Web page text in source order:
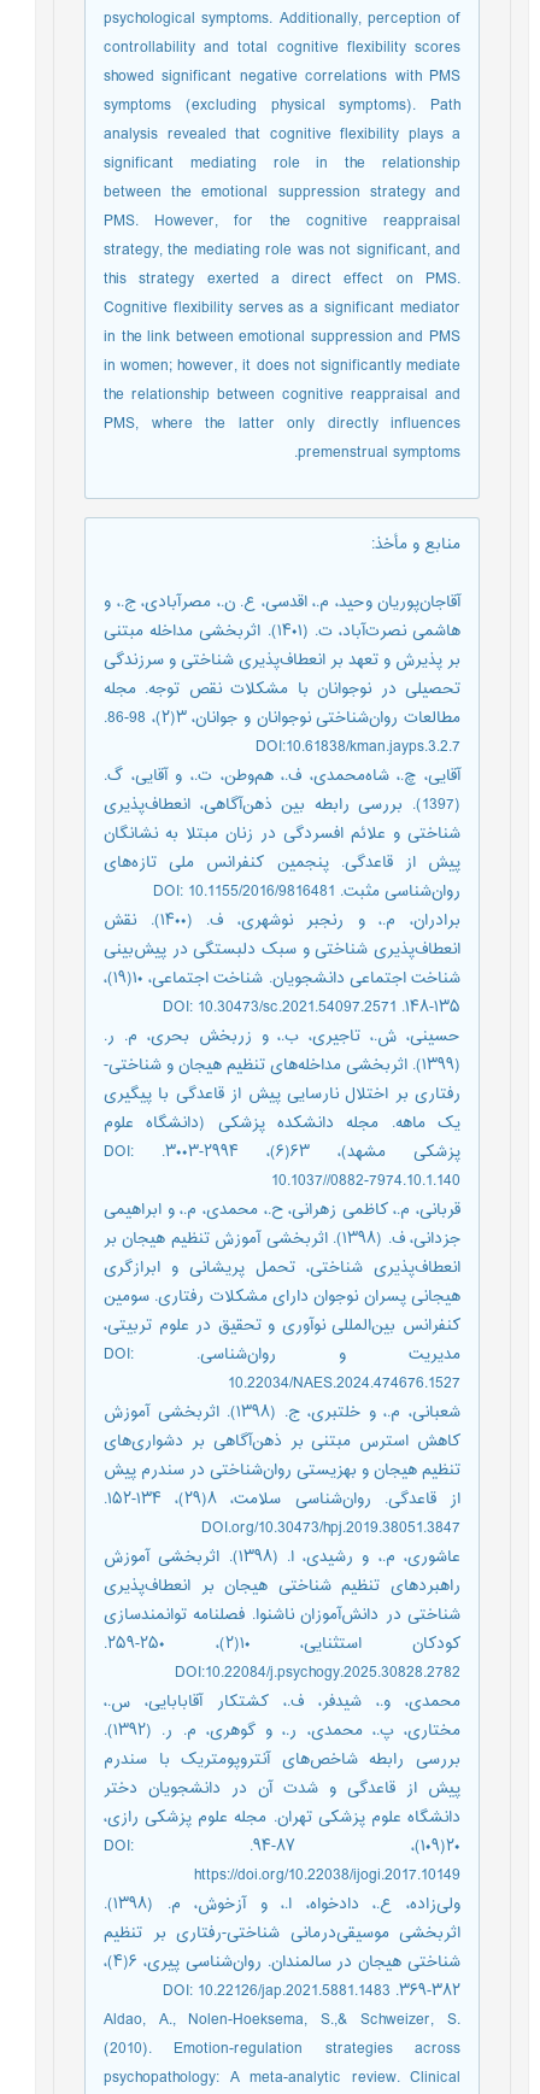
psychological symptoms. Additionally, perception of
controllability and total cognitive flexibility scores
showed significant negative correlations with PMS
symptoms (excluding physical symptoms). Path
analysis revealed that cognitive flexibility plays a
significant mediating role in the relationship
between the emotional suppression strategy and
PMS. However, for the cognitive reappraisal
strategy, the mediating role was not significant, and
this strategy exerted a direct effect on PMS.
Cognitive flexibility serves as a significant mediator
in the link between emotional suppression and PMS
in women; however, it does not significantly mediate
the relationship between cognitive reappraisal and
PMS, where the latter only directly influences
premenstrual symptoms.
منابع و مأخذ:
آقاجان‌پوریان وحید، م.، اقدسی، ع. ن.، مصرآبادی، ج.، و
هاشمی نصرت‌آباد، ت. (۱۴۰۱). اثربخشی مداخله مبتنی
بر پذیرش و تعهد بر انعطاف‌پذیری شناختی و سرزندگی
تحصیلی در نوجوانان با مشکلات نقص توجه. مجله
مطالعات روان‌شناختی نوجوانان و جوانان، ۳(۲)، 98-86.
DOI:10.61838/kman.jayps.3.2.7
آقایی، چ.، شاه‌محمدی، ف.، هم‌وطن، ت.، و آقایی، گ.
(1397). بررسی رابطه بین ذهن‌آگاهی، انعطاف‌پذیری
شناختی و علائم افسردگی در زنان مبتلا به نشانگان
پیش از قاعدگی. پنجمین کنفرانس ملی تازه‌های
روان‌شناسی مثبت. DOI: 10.1155/2016/9816481
برادران، م.، و رنجبر نوشهری، ف. (۱۴۰۰). نقش
انعطاف‌پذیری شناختی و سبک دلبستگی در پیش‌بینی
شناخت اجتماعی دانشجویان. شناخت اجتماعی، ۱۰(۱۹)،
۱۳۵-۱۴۸. DOI: 10.30473/sc.2021.54097.2571
حسینی، ش.، تاجیری، ب.، و زربخش بحری، م. ر.
(۱۳۹۹). اثربخشی مداخله‌های تنظیم هیجان و شناختی-
رفتاری بر اختلال نارسایی پیش از قاعدگی با پیگیری
یک ماهه. مجله دانشکده پزشکی (دانشگاه علوم
پزشکی مشهد)، ۶۳(۶)، ۲۹۹۴-۳۰۰۳. DOI:
10.1037//0882-7974.10.1.140
قربانی، م.، کاظمی زهرانی، ح.، محمدی، م.، و ابراهیمی
جزدانی، ف. (۱۳۹۸). اثربخشی آموزش تنظیم هیجان بر
انعطاف‌پذیری شناختی، تحمل پریشانی و ابرازگری
هیجانی پسران نوجوان دارای مشکلات رفتاری. سومین
کنفرانس بین‌المللی نوآوری و تحقیق در علوم تربیتی،
مدیریت و روان‌شناسی. DOI:
10.22034/NAES.2024.474676.1527
شعبانی، م.، و خلتبری، ج. (۱۳۹۸). اثربخشی آموزش
کاهش استرس مبتنی بر ذهن‌آگاهی بر دشواری‌های
تنظیم هیجان و بهزیستی روان‌شناختی در سندرم پیش
از قاعدگی. روان‌شناسی سلامت، ۸(۲۹)، ۱۳۴-۱۵۲.
DOI.org/10.30473/hpj.2019.38051.3847
عاشوری، م.، و رشیدی، ا. (۱۳۹۸). اثربخشی آموزش
راهبردهای تنظیم شناختی هیجان بر انعطاف‌پذیری
شناختی در دانش‌آموزان ناشنوا. فصلنامه توانمندسازی
کودکان استثنایی، ۱۰(۲)، ۲۵۰-۲۵۹.
DOI:10.22084/j.psychogy.2025.30828.2782
محمدی، و.، شیدفر، ف.، کشتکار آقابابایی، س.،
مختاری، پ.، محمدی، ر.، و گوهری، م. ر. (۱۳۹۲).
بررسی رابطه شاخص‌های آنتروپومتریک با سندرم
پیش از قاعدگی و شدت آن در دانشجویان دختر
دانشگاه علوم پزشکی تهران. مجله علوم پزشکی رازی،
۲۰(۱۰۹)، ۸۷-۹۴. DOI:
https://doi.org/10.22038/ijogi.2017.10149
ولی‌زاده، ع.، دادخواه، ا.، و آزخوش، م. (۱۳۹۸).
اثربخشی موسیقی‌درمانی شناختی-رفتاری بر تنظیم
شناختی هیجان در سالمندان. روان‌شناسی پیری، ۶(۴)،
۳۸۲-۳۶۹. DOI: 10.22126/jap.2021.5881.1483
Aldao, A., Nolen-Hoeksema, S.,& Schweizer, S.
(2010). Emotion-regulation strategies across
psychopathology: A meta-analytic review. Clinical